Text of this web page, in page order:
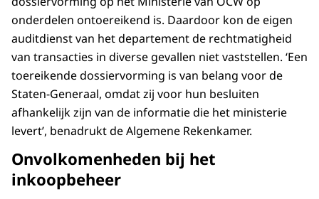
onderdelen ontoereikend is. Daardoor kon de eigen
auditdienst van het departement de rechtmatigheid
van transacties in diverse gevallen niet vaststellen. ‘Een
toereikende dossiervorming is van belang voor de
Staten-Generaal, omdat zij voor hun besluiten
afhankelijk zijn van de informatie die het ministerie
levert’, benadrukt de Algemene Rekenkamer.
Onvolkomenheden bij het
inkoopbeheer